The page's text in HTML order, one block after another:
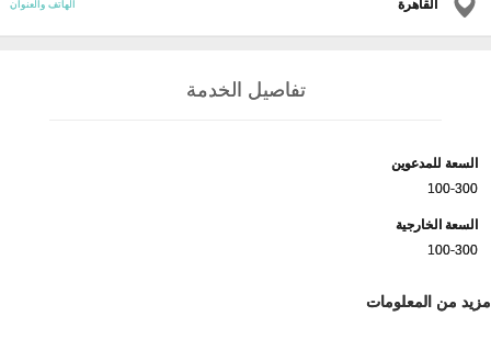
القاهرة الهاتف والعنوان
تفاصيل الخدمة
السعة للمدعوين
100-300
السعة الخارجية
100-300
مزيد من المعلومات